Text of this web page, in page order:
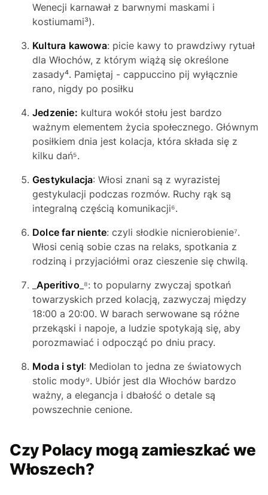
Wenecji karnawał z barwnymi maskami i
kostiumami³).
Kultura kawowa: picie kawy to prawdziwy rytuał
dla Włochów, z którym wiążą się określone
zasady⁴. Pamiętaj - cappuccino pij wyłącznie
rano, nigdy po posiłku
Jedzenie: kultura wokół stołu jest bardzo
ważnym elementem życia społecznego. Głównym
posiłkiem dnia jest kolacja, która składa się z
kilku dań⁵.
Gestykulacja: Włosi znani są z wyrazistej
gestykulacji podczas rozmów. Ruchy rąk są
integralną częścią komunikacji⁶.
Dolce far niente: czyli słodkie nicnierobienie⁷.
Włosi cenią sobie czas na relaks, spotkania z
rodziną i przyjaciółmi oraz cieszenie się chwilą.
Aperitivo _⁸: to popularny zwyczaj spotkań
towarzyskich przed kolacją, zazwyczaj między
18:00 a 20:00. W barach serwowane są różne
przekąski i napoje, a ludzie spotykają się, aby
porozmawiać i odpocząć po dniu pracy.
Moda i styl: Mediolan to jedna ze światowych
stolic mody⁹. Ubiór jest dla Włochów bardzo
ważny, a elegancja i dbałość o detale są
powszechnie cenione.
Czy Polacy mogą zamieszkać we
Włoszech?